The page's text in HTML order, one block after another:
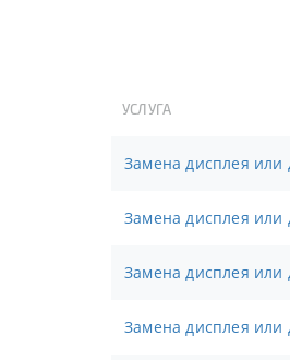
УСЛУГА
Замена дисплея
Замена дисплея
Замена дисплея
Замена дисплея